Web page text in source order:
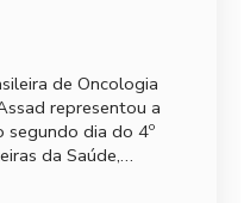
de Oncologia
representou a
segundo dia do 4º
da Saúde,…